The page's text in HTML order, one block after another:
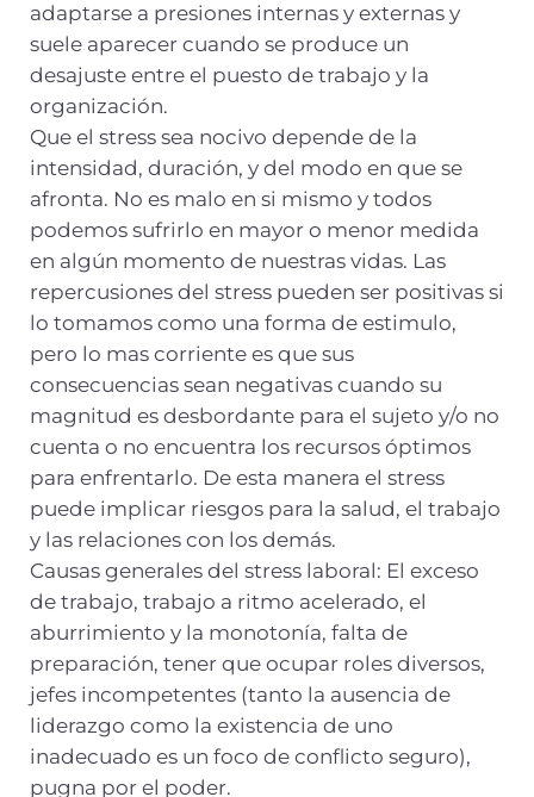
adaptarse a presiones internas y externas y
suele aparecer cuando se produce un
desajuste entre el puesto de trabajo y la
organización.
Que el stress sea nocivo depende de la
intensidad, duración, y del modo en que se
afronta. No es malo en si mismo y todos
podemos sufrirlo en mayor o menor medida
en algún momento de nuestras vidas. Las
repercusiones del stress pueden ser positivas si
lo tomamos como una forma de estimulo,
pero lo mas corriente es que sus
consecuencias sean negativas cuando su
magnitud es desbordante para el sujeto y/o no
cuenta o no encuentra los recursos óptimos
para enfrentarlo. De esta manera el stress
puede implicar riesgos para la salud, el trabajo
y las relaciones con los demás.
Causas generales del stress laboral: El exceso
de trabajo, trabajo a ritmo acelerado, el
aburrimiento y la monotonía, falta de
preparación, tener que ocupar roles diversos,
jefes incompetentes (tanto la ausencia de
liderazgo como la existencia de uno
inadecuado es un foco de conflicto seguro),
pugna por el poder.